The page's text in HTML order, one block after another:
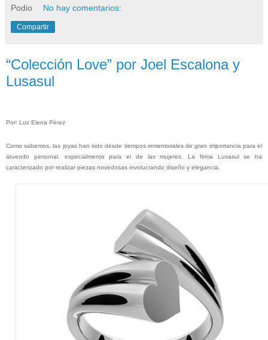
Podio No hay comentarios:
Compartir
“Colección Love” por Joel Escalona y
Lusasul
Por: Luz Elena Pérez
Como sabemos, las joyas han sido desde tiempos inmemoriales de gran importancia para el
atuendo personal, especialmente para el de las mujeres. La firma Lusasul se ha
caracterizado por realizar piezas novedosas involucrando diseño y elegancia.